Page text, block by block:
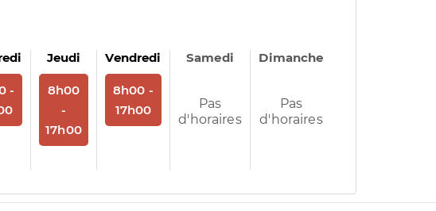
vous
-
Jeudi
Sur rendez-vous
8h00
-
17h00
Vendredi
Sur rendez-vous
8h00 -
17h00
Samedi
Pas
d'horaires
Dimanche
Pas
d'horaires